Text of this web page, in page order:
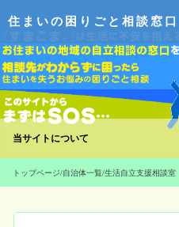
住まいの困りごと相談窓口
当サイトについて
トップページ/自治体一覧/生活自立支援相談室